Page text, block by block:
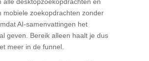
mobiele zoekopdrachten zonder
AI-samenvattingen het
geven. Bereik alleen haalt je dus
meer in de funnel.